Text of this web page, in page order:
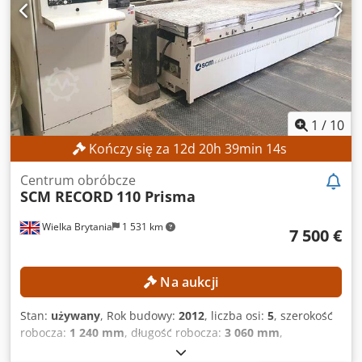
napędu: elektryczny Wymiary (długość x szerokość x
wysokość): 9766 x 4789 x 2288 mm WYPOSAŻENIE
Oznakowanie CE Dokumentacja/Instrukcja obsługi
1 / 10
Kończy się za 12d 20h 39min 12s
Wielka Brytania 1 531 km
Centrum obróbcze
SCM RECORD 110 Prisma
7 500 €
Na aukcji
Stan: używany, Rok budowy: 2012, liczba osi: 5, szerokość
robocza: 1 240 mm, długość robocza: 3 060 mm,
Oznakowanie CE